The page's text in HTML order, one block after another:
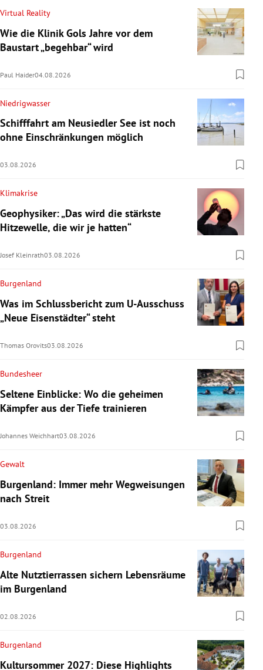
Virtual Reality
Wie die Klinik Gols Jahre vor dem
Baustart „begehbar“ wird
Paul Haider04.08.2026
Niedrigwasser
Schifffahrt am Neusiedler See ist noch
ohne Einschränkungen möglich
03.08.2026
Klimakrise
Geophysiker: „Das wird die stärkste
Hitzewelle, die wir je hatten“
Josef Kleinrath03.08.2026
Burgenland
Was im Schlussbericht zum U-Ausschuss
„Neue Eisenstädter“ steht
Thomas Orovits03.08.2026
Bundesheer
Seltene Einblicke: Wo die geheimen
Kämpfer aus der Tiefe trainieren
Johannes Weichhart03.08.2026
Gewalt
Burgenland: Immer mehr Wegweisungen
nach Streit
03.08.2026
Burgenland
Alte Nutztierrassen sichern Lebensräume
im Burgenland
02.08.2026
Burgenland
Kultursommer 2027: Diese Highlights